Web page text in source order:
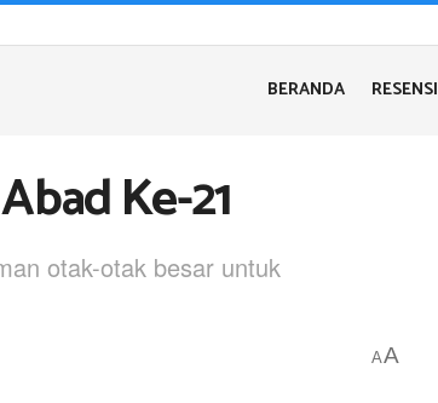
BERANDA RESENSI
Ke-21
otak-otak besar untuk
AA